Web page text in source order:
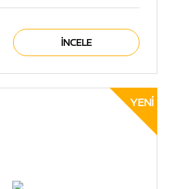
İNCELE
YENI